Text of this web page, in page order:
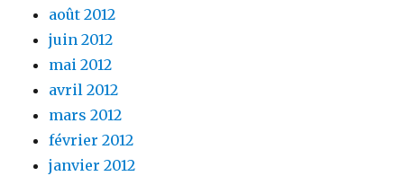
août 2012
juin 2012
mai 2012
avril 2012
mars 2012
février 2012
janvier 2012